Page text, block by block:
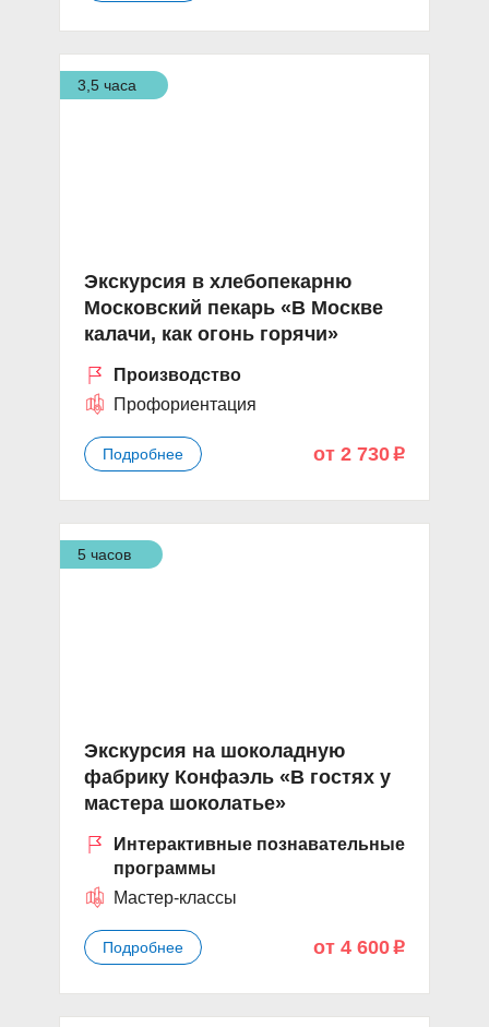
3,5 часа
Экскурсия в хлебопекарню
Московский пекарь «В Москве
калачи, как огонь горячи»
Производство
Профориентация
Подробнее от 2 730 p
5 часов
Экскурсия на шоколадную
фабрику Конфаэль «В гостях у
мастера шоколатье»
Интерактивные познавательные
программы
Мастер-классы
Подробнее от 4 600 p